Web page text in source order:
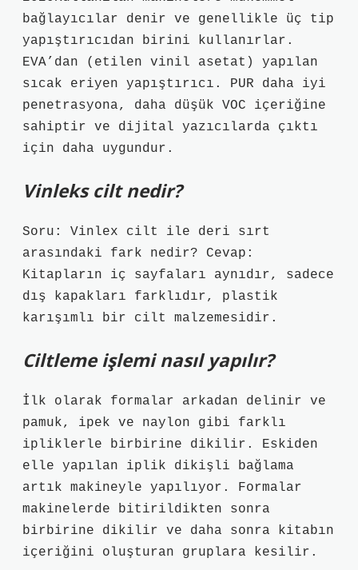
bağlayıcılar denir ve genellikle üç tip
yapıştırıcıdan birini kullanırlar.
EVA’dan (etilen vinil asetat) yapılan
sıcak eriyen yapıştırıcı. PUR daha iyi
penetrasyona, daha düşük VOC içeriğine
sahiptir ve dijital yazıcılarda çıktı
için daha uygundur.
Vinleks cilt nedir?
Soru: Vinlex cilt ile deri sırt
arasındaki fark nedir? Cevap:
Kitapların iç sayfaları aynıdır, sadece
dış kapakları farklıdır, plastik
karışımlı bir cilt malzemesidir.
Ciltleme işlemi nasıl yapılır?
İlk olarak formalar arkadan delinir ve
pamuk, ipek ve naylon gibi farklı
ipliklerle birbirine dikilir. Eskiden
elle yapılan iplik dikişli bağlama
artık makineyle yapılıyor. Formalar
makinelerde bitirildikten sonra
birbirine dikilir ve daha sonra kitabın
içeriğini oluşturan gruplara kesilir.